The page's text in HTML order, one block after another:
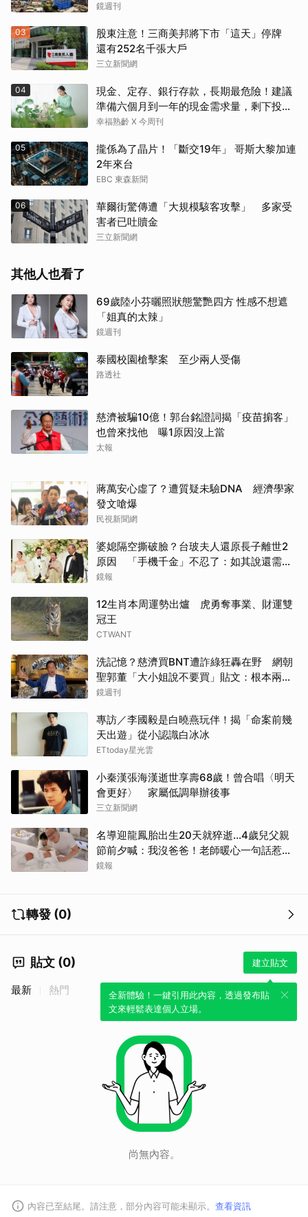
鏡週刊
03
股東注意！三商美邦將下市「這天」停牌
還有252名千張大戶
三立新聞網
04
現金、定存、銀行存款，長期最危險！建議
準備六個月到一年的現金需求量，剩下投資
這2個
幸福熟齡 X 今周刊
05
攏係為了晶片！「斷交19年」 哥斯大黎加連
2年來台
EBC 東森新聞
06
華爾街驚傳遭「大規模駭客攻擊」 多家受
害者已吐贖金
三立新聞網
其他人也看了
69歲陸小芬曬照狀態驚艷四方 性感不想遮
「姐真的太辣」
鏡週刊
泰國校園槍擊案 至少兩人受傷
路透社
慈濟被騙10億！郭台銘證詞揭「疫苗掮客」
也曾來找他 曝1原因沒上當
太報
蔣萬安心虛了？遭質疑未驗DNA 經濟學家
發文嗆爆
民視新聞網
婆媳隔空撕破臉？台玻夫人還原長子離世2
原因 「手機千金」不忍了：如其說還需要
離開嗎？
鏡報
12生肖本周運勢出爐 虎勇奪事業、財運雙
冠王
CTWANT
洗記憶？慈濟買BNT遭詐綠狂轟在野 網朝
聖郭董「大小姐說不要買」貼文：根本兩碼
事
鏡週刊
專訪／李國毅是白曉燕玩伴！揭「命案前幾
天出遊」從小認識白冰冰
ETtoday星光雲
小秦漢張海漢逝世享壽68歲！曾合唱〈明天
會更好〉 家屬低調舉辦後事
三立新聞網
名導迎龍鳳胎出生20天就猝逝...4歲兒父親
節前夕喊：我沒爸爸！老師暖心一句話惹哭
遺孀
鏡報
轉發 (0)
貼文 (0) 建立貼文
全新體驗！一鍵引用此內容，透過發布貼
文來輕鬆表達個人立場。
最新 熱門
尚無內容。
內容已至結尾。請注意，部分內容可能未顯示。 查看資訊